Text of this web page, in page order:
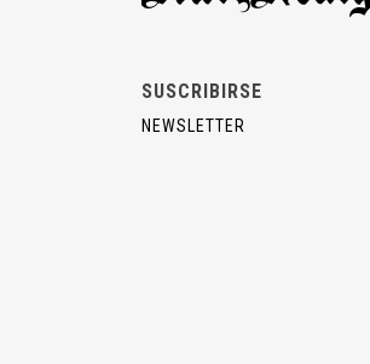
SUSCRIBIRSE
NEWSLETTER